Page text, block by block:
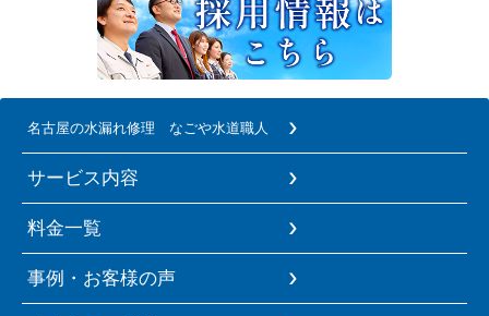
名古屋の水漏れ修理 なごや水道職人
サービス内容
料金一覧
事例・お客様の声